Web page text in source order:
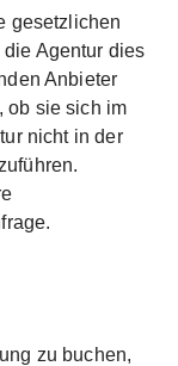
gesetzlichen
Agentur dies
Anbieter
ob sie sich im
nicht in der
zu buchen,